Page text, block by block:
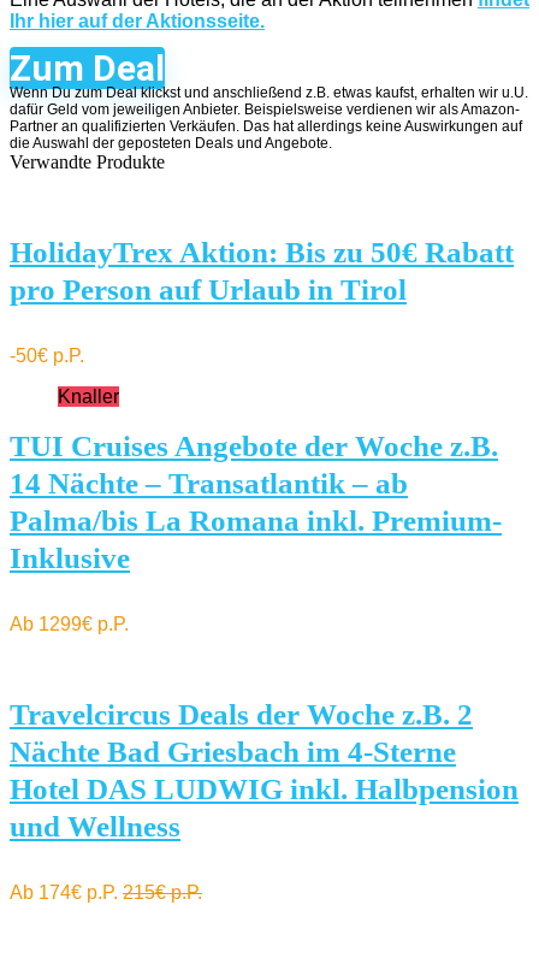
Ihr hier auf der Aktionsseite.
Zum Deal
Wenn Du zum Deal klickst und anschließend z.B. etwas kaufst, erhalten wir u.U.
dafür Geld vom jeweiligen Anbieter. Beispielsweise verdienen wir als Amazon-
Partner an qualifizierten Verkäufen. Das hat allerdings keine Auswirkungen auf
die Auswahl der geposteten Deals und Angebote.
Verwandte Produkte
HolidayTrex Aktion: Bis zu 50€ Rabatt
pro Person auf Urlaub in Tirol
-50€ p.P.
Knaller
TUI Cruises Angebote der Woche z.B.
14 Nächte – Transatlantik – ab
Palma/bis La Romana inkl. Premium-
Inklusive
Ab 1299€ p.P.
Travelcircus Deals der Woche z.B. 2
Nächte Bad Griesbach im 4-Sterne
Hotel DAS LUDWIG inkl. Halbpension
und Wellness
Ab 174€ p.P. 215€ p.P.